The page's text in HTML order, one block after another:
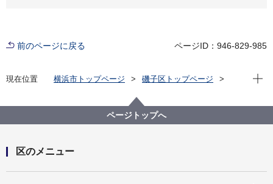
前のページに戻る ページID：946-829-985
現在位置 横浜市トップページ
磯子区トップページ
磯子区のシンボルマーク、区の木・区の花デザインマ
現在
ページトップへ
区のメニュー